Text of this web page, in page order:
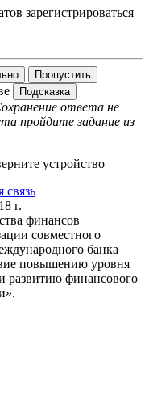
зарегистрироваться
Пропустить
Подсказка
ответа не
пройдите задание из
устройство
связь
г.
финансов
совместного
банка
повышению уровня
развитию финансового